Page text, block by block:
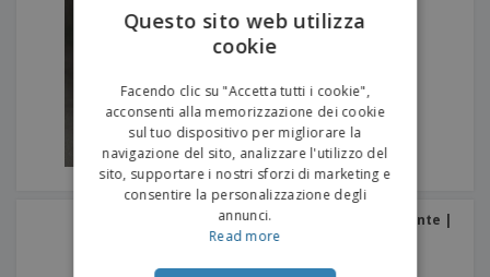
Bottiglie in PET trasparente |
500 ml
Questo sito web utilizza
cookie
Facendo clic su "Accetta tutti i cookie",
acconsenti alla memorizzazione dei cookie
sul tuo dispositivo per migliorare la
navigazione del sito, analizzare l'utilizzo del
sito, supportare i nostri sforzi di marketing e
consentire la personalizzazione degli
annunci.
Read more